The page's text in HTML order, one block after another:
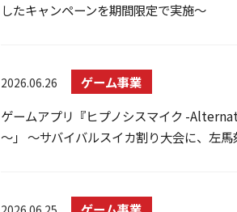
したキャンペーンを期間限定で実施～
2026.06.26
ゲーム事業
ゲームアプリ『ヒプノシスマイク -
～」 ～サバイバルスイカ割り大会に、左